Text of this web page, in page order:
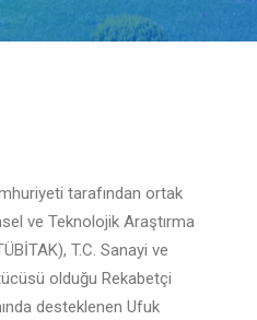
arama
tarafından ortak
ve Teknolojik Araştırma
T.C. Sanayi ve
olduğu Rekabetçi
desteklenen Ufuk